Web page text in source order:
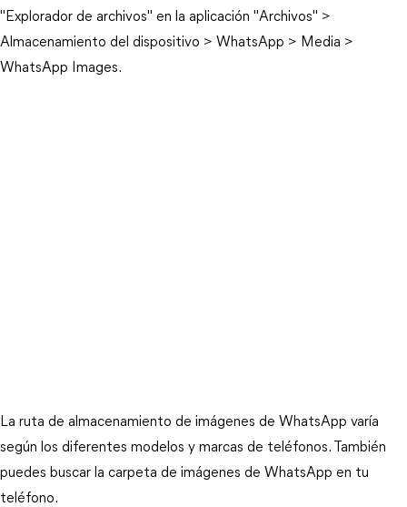
"Explorador de archivos" en la aplicación "Archivos" >
Almacenamiento del dispositivo > WhatsApp > Media >
WhatsApp Images.
La ruta de almacenamiento de imágenes de WhatsApp varía
según los diferentes modelos y marcas de teléfonos. También
puedes buscar la carpeta de imágenes de WhatsApp en tu
teléfono.